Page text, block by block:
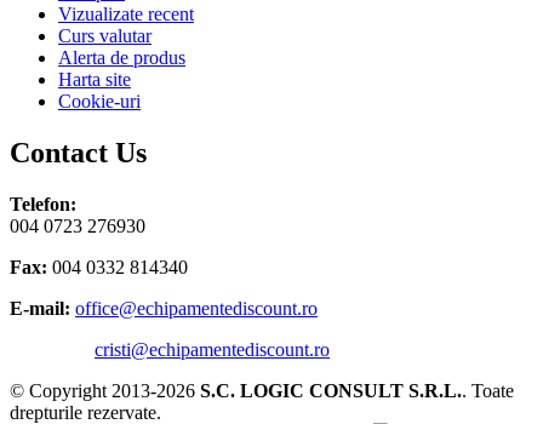
Vizualizate recent
Curs valutar
Alerta de produs
Harta site
Cookie-uri
Contact Us
Telefon:
004 0723 276930
Fax: 004 0332 814340
E-mail: office@echipamentediscount.ro
cristi@echipamentediscount.ro
© Copyright 2013-2026 S.C. LOGIC CONSULT S.R.L.. Toate
drepturile rezervate.